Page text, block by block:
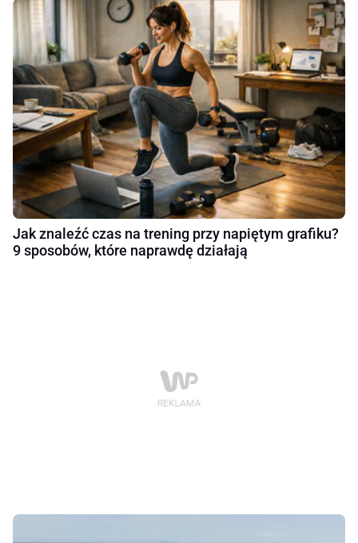
Jak znaleźć czas na trening przy napiętym grafiku?
9 sposobów, które naprawdę działają